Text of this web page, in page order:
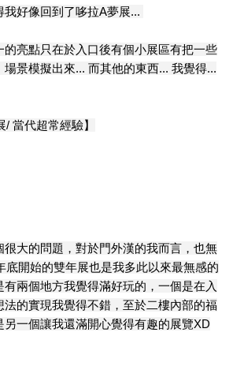
我好像回到了哆拉A夢展...
的亮點只在於入口後有個小展區有把一些
景模擬出來... 而其他的東西... 我覺得...
/ 當代超常經驗】
很大的問題，對於門外漢的我而言，也無
底開始的雙年展也是我多此以來最無感的
有兩個地方我覺得滿好玩的，一個是在入
法的實現我覺得不錯，至於二樓內部的福
另一個讓我還滿開心覺得有趣的展覽XD